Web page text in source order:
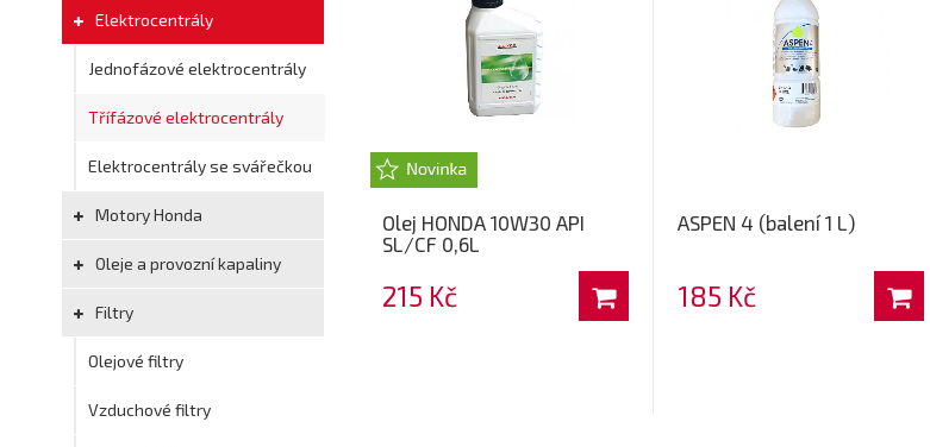
Elektrocentrály
Jednofázové elektrocentrály
Třífázové elektrocentrály
Elektrocentrály se svářečkou
Motory Honda
Oleje a provozní kapaliny
Filtry
Olejové filtry
Vzduchové filtry
Olej HONDA 10W30 API
SL/CF 0,6L
215 Kč
ASPEN 4 (balení 1 L)
185 Kč